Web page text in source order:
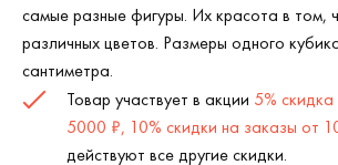
самые разные фигуры. Их красота в том,
различных цветов. Размеры одного
сантиметра.
Товар участвует в акции 5%
5000 ₽, 10% скидки на заказы от
действуют все другие скидки.